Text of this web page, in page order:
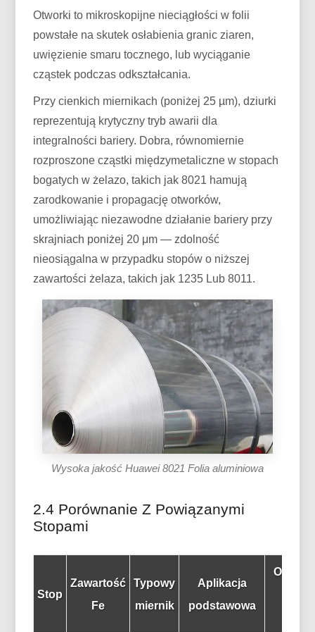
Otworki to mikroskopijne nieciągłości w folii
powstałe na skutek osłabienia granic ziaren,
uwięzienie smaru tocznego, lub wyciąganie
cząstek podczas odkształcania.
Przy cienkich miernikach (poniżej 25 µm), dziurki
reprezentują krytyczny tryb awarii dla
integralności bariery. Dobra, równomiernie
rozproszone cząstki międzymetaliczne w stopach
bogatych w żelazo, takich jak 8021 hamują
zarodkowanie i propagację otworków,
umożliwiając niezawodne działanie bariery przy
skrajniach poniżej 20 μm — zdolność
nieosiągalna w przypadku stopów o niższej
zawartości żelaza, takich jak 1235 Lub 8011.
Wysoka jakość Huawei 8021 Folia aluminiowa
2.4 Porównanie Z Powiązanymi
Stopami
Stop
Zawartość
Fe
Typowy
miernik
Aplikacja
podstawowa